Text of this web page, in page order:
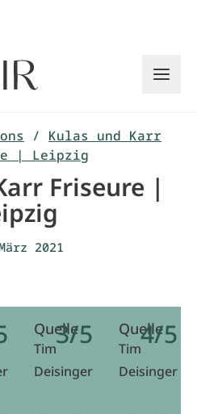
/ Kulas und Karr
| Leipzig
Friseure |
2021
3/5
Quelle
Tim
Deisinger
4/5
Quelle
Tim
Deisinger